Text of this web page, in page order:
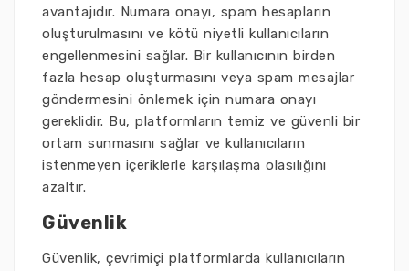
avantajıdır. Numara onayı, spam hesapların
oluşturulmasını ve kötü niyetli kullanıcıların
engellenmesini sağlar. Bir kullanıcının birden
fazla hesap oluşturmasını veya spam mesajlar
göndermesini önlemek için numara onayı
gereklidir. Bu, platformların temiz ve güvenli bir
ortam sunmasını sağlar ve kullanıcıların
istenmeyen içeriklerle karşılaşma olasılığını
azaltır.
Güvenlik
Güvenlik, çevrimiçi platformlarda kullanıcıların